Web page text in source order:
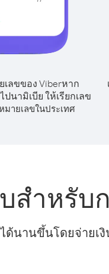
ลขของ Viberหาก
นามิเบีย ให้เรียกเลข
มายเลขในประเทศ
สำหรับ
ด้นานขึ้นโดยจ่ายเ